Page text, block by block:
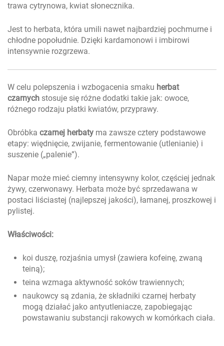
trawa cytrynowa, kwiat słonecznika.
Jest to herbata, która umili nawet najbardziej pochmurne i
chłodne popołudnie. Dzięki kardamonowi i imbirowi
intensywnie rozgrzewa.
W celu polepszenia i wzbogacenia smaku herbat
czarnych stosuje się różne dodatki takie jak: owoce,
różnego rodzaju płatki kwiatów, przyprawy.
Obróbka czarnej herbaty ma zawsze cztery podstawowe
etapy: więdnięcie, zwijanie, fermentowanie (utlenianie) i
suszenie („palenie”).
Napar może mieć ciemny intensywny kolor, częściej jednak
żywy, czerwonawy. Herbata może być sprzedawana w
postaci liściastej (najlepszej jakości), łamanej, proszkowej i
pylistej.
Właściwości:
koi duszę, rozjaśnia umysł (zawiera kofeinę, zwaną
teiną);
teina wzmaga aktywność soków trawiennych;
naukowcy są zdania, że składniki czarnej herbaty
mogą działać jako antyutleniacze, zapobiegając
powstawaniu substancji rakowych w komórkach ciała.